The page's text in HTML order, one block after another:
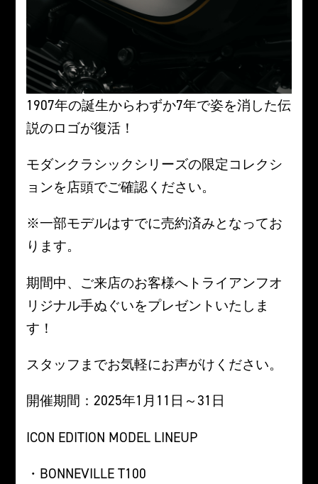
1907年の誕生からわずか7年で姿を消した伝
説のロゴが復活！
モダンクラシックシリーズの限定コレクシ
ョンを店頭でご確認ください。
※一部モデルはすでに売約済みとなってお
ります。
期間中、ご来店のお客様へトライアンフオ
リジナル手ぬぐいをプレゼントいたしま
す！
スタッフまでお気軽にお声がけください。
開催期間：2025年1月11日～31日
ICON EDITION MODEL LINEUP
・BONNEVILLE T100